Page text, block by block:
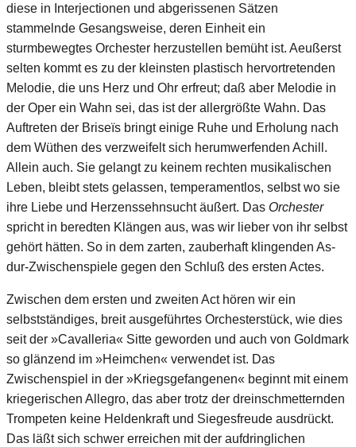
diese in Interjectionen und abgerissenen Sätzen
stammelnde Gesangsweise, deren Einheit ein
sturmbewegtes Orchester herzustellen bemüht ist. Aeußerst
selten kommt es zu der kleinsten plastisch hervortretenden
Melodie, die uns Herz und Ohr erfreut; daß aber Melodie in
der Oper ein Wahn sei, das ist der allergrößte Wahn. Das
Auftreten der Briseïs bringt einige Ruhe und Erholung nach
dem Wüthen des verzweifelt sich herumwerfenden Achill.
Allein auch. Sie gelangt zu keinem rechten musikalischen
Leben, bleibt stets gelassen, temperamentlos, selbst wo sie
ihre Liebe und Herzenssehnsucht äußert. Das Orchester
spricht in beredten Klängen aus, was wir lieber von ihr selbst
gehört hätten. So in dem zarten, zauberhaft klingenden As-
dur-Zwischenspiele gegen den Schluß des ersten Actes.
Zwischen dem ersten und zweiten Act hören wir ein
selbstständiges, breit ausgeführtes Orchesterstück, wie dies
seit der »Cavalleria« Sitte geworden und auch von Goldmark
so glänzend im »Heimchen« verwendet ist. Das
Zwischenspiel in der »Kriegsgefangenen« beginnt mit einem
kriegerischen Allegro, das aber trotz der dreinschmetternden
Trompeten keine Heldenkraft und Siegesfreude ausdrückt.
Das läßt sich schwer erreichen mit der aufdringlichen